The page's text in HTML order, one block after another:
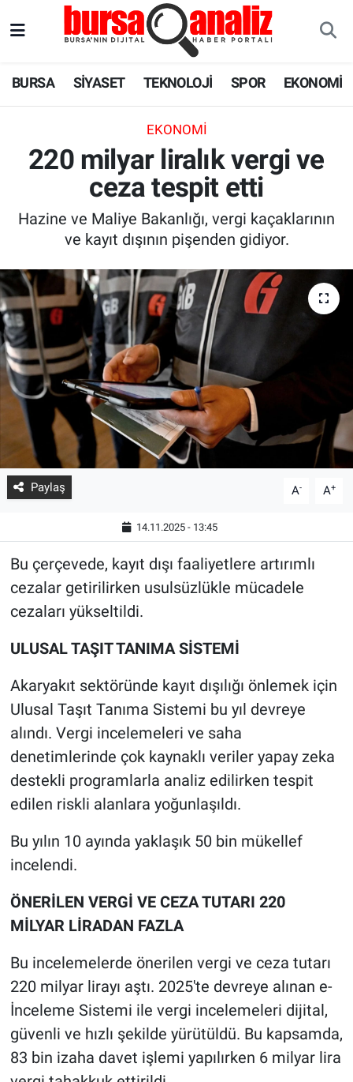
BURSA SİYASET TEKNOLOJİ SPOR EKONOMİ
EKONOMI
220 milyar liralık vergi ve
ceza tespit etti
Hazine ve Maliye Bakanlığı, vergi kaçaklarının
ve kayıt dışının pişenden gidiyor.
Paylaş A- A+
14.11.2025 - 13:45
Bu çerçevede, kayıt dışı faaliyetlere artırımlı
cezalar getirilirken usulsüzlükle mücadele
cezaları yükseltildi.
ULUSAL TAŞIT TANIMA SİSTEMİ
Akaryakıt sektöründe kayıt dışılığı önlemek için
Ulusal Taşıt Tanıma Sistemi bu yıl devreye
alındı. Vergi incelemeleri ve saha
denetimlerinde çok kaynaklı veriler yapay zeka
destekli programlarla analiz edilirken tespit
edilen riskli alanlara yoğunlaşıldı.
Bu yılın 10 ayında yaklaşık 50 bin mükellef
incelendi.
ÖNERİLEN VERGİ VE CEZA TUTARI 220
MİLYAR LİRADAN FAZLA
Bu incelemelerde önerilen vergi ve ceza tutarı
220 milyar lirayı aştı. 2025'te devreye alınan e-
İnceleme Sistemi ile vergi incelemeleri dijital,
güvenli ve hızlı şekilde yürütüldü. Bu kapsamda,
83 bin izaha davet işlemi yapılırken 6 milyar lira
EKONOMİ
ASTROLOJİ
BLOG
Süper Lig Puan Durumu ve Fikstür
Tüm Manşetler
Haber Arşivi